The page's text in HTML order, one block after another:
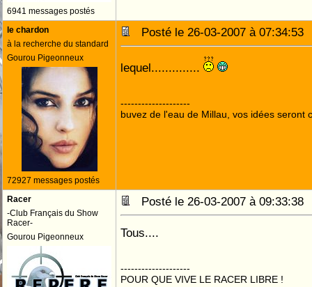
6941 messages postés
le chardon
à la recherche du standard
Gourou Pigeonneux
72927 messages postés
Posté le 26-03-2007 à
lequel..............
--------------------
buvez de l'eau de Millau, vos idées seront
Racer
-Club Français du Show
Racer-
Gourou Pigeonneux
Posté le 26-03-2007 à
Tous....
--------------------
POUR QUE VIVE LE RACER LIBRE !